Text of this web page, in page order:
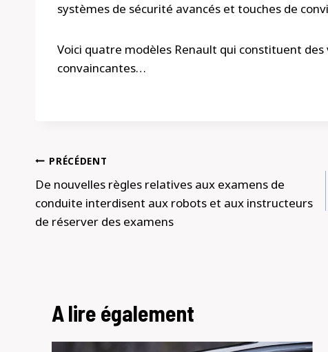
systèmes de sécurité avancés et touches de
Voici quatre modèles Renault qui constituent
convaincantes…
Navigation
de
l’article
PRÉCÉDENT
De nouvelles règles relatives aux examens de
conduite interdisent aux robots et aux instructeurs
de réserver des examens
A lire également